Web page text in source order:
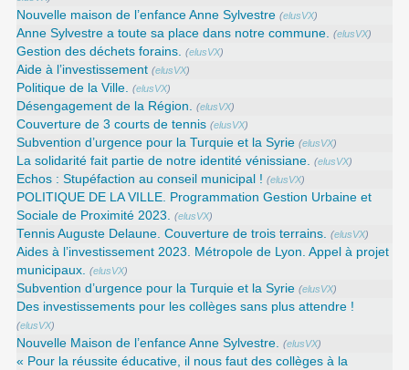
Nouvelle maison de l’enfance Anne Sylvestre (elusVX)
Anne Sylvestre a toute sa place dans notre commune. (elusVX)
Gestion des déchets forains. (elusVX)
Aide à l’investissement (elusVX)
Politique de la Ville. (elusVX)
Désengagement de la Région. (elusVX)
Couverture de 3 courts de tennis (elusVX)
Subvention d’urgence pour la Turquie et la Syrie (elusVX)
La solidarité fait partie de notre identité vénissiane. (elusVX)
Echos : Stupéfaction au conseil municipal ! (elusVX)
POLITIQUE DE LA VILLE. Programmation Gestion Urbaine et
Sociale de Proximité 2023. (elusVX)
Tennis Auguste Delaune. Couverture de trois terrains. (elusVX)
Aides à l’investissement 2023. Métropole de Lyon. Appel à projet
municipaux. (elusVX)
Subvention d’urgence pour la Turquie et la Syrie (elusVX)
Des investissements pour les collèges sans plus attendre !
(elusVX)
Nouvelle Maison de l’enfance Anne Sylvestre. (elusVX)
« Pour la réussite éducative, il nous faut des collèges à la